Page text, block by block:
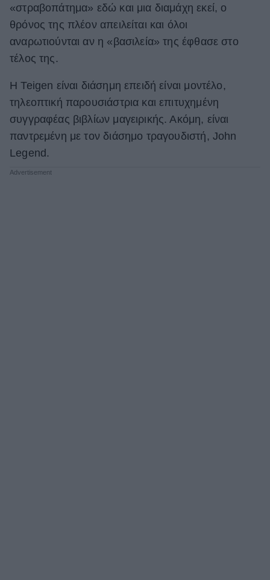
Women's Forum
Hautes Grecians
Γάμος
Market News
«στραβοπάτημα» εδώ και μια διαμάχη εκεί, ο
θρόνος της πλέον απειλείται και όλοι
αναρωτιούνται αν η «βασιλεία» της έφθασε στο
τέλος της.
Η Teigen είναι διάσημη επειδή είναι μοντέλο,
τηλεοπτική παρουσιάστρια και επιτυχημένη
συγγραφέας βιβλίων μαγειρικής. Ακόμη, είναι
παντρεμένη με τον διάσημο τραγουδιστή, John
Legend.